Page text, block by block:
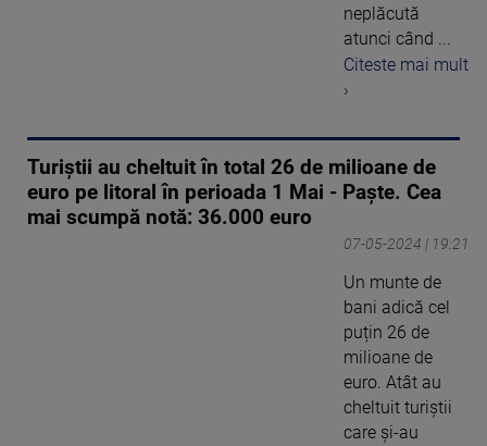
neplăcută
atunci când ...
Citeste mai mult
›
Turiștii au cheltuit în total 26 de milioane de
euro pe litoral în perioada 1 Mai - Paște. Cea
mai scumpă notă: 36.000 euro
07-05-2024 | 19:21
Un munte de
bani adică cel
puțin 26 de
milioane de
euro. Atât au
cheltuit turiștii
care şi-au